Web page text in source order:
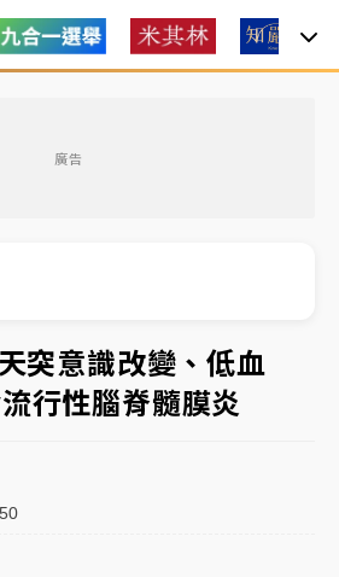
廣告
加董事人數！辜仲諒向法院聲請遭
第2檔！今線上預約開賣一度塞車
上7時
渡假村！東檢抗告成功 今重開羈
白海豚雨彈轟3天 「紅到發紫」降
突意識改變、低血
行性腦脊髓膜炎